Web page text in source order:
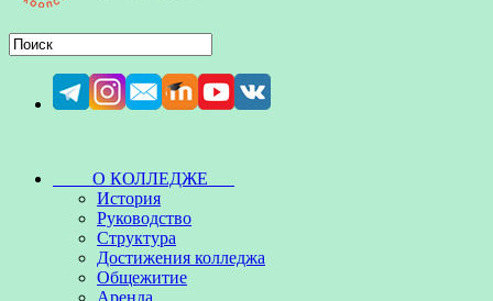
О КОЛЛЕДЖЕ
История
Руководство
Структура
Достижения колледжа
Общежитие
Аренда